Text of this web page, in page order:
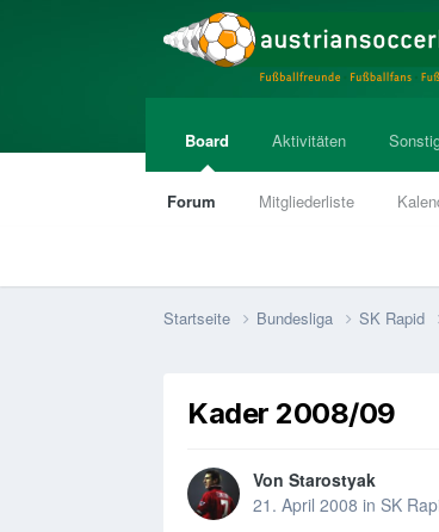
Board
Forum Mitgliederliste
Aktivitäten
Startseite Bundesliga SK Rapid
Kader 2008/09
Von Starostyak
21. April 2008 in SK